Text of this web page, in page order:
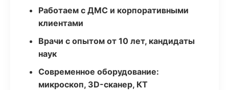
Работаем с ДМС и корпоративными
клиентами
Врачи с опытом от 10 лет, кандидаты
наук
Современное оборудование:
микроскоп, 3D-сканер, КТ